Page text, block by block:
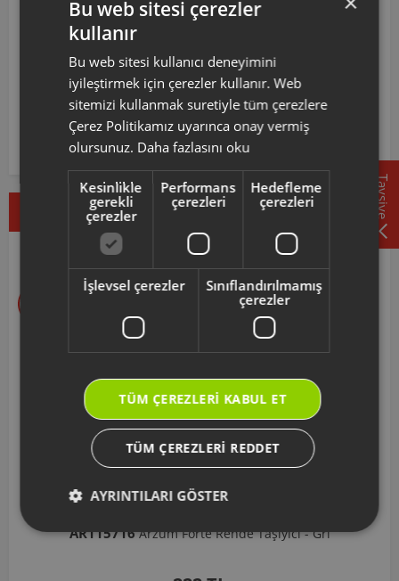
874 TL
Sepete Ekle
İndirimdekiler Yeni Ürünler
Rende Taşıyıcı - Gri AR103206Arzum Shake'N Take
Tavsiye
Bu web sitesi çerezler
kullanır
Bu web sitesi kullanıcı deneyimini
iyileştirmek için çerezler kullanır. Web
sitemizi kullanmak suretiyle tüm çerezlere
Çerez Politikamız uyarınca onay vermiş
olursunuz. Daha fazlasını oku
Kesinlikle
gerekli
çerezler
Performans
çerezleri
Hedefleme
çerezleri
İşlevsel çerezler
Sınıflandırılmamış
çerezler
TÜM ÇEREZLERI KABUL ET
TÜM ÇEREZLERI REDDET
AYRINTILARI GÖSTER